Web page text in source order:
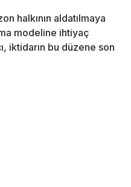
halkının aldatılmaya
modeline ihtiyaç
iktidarın bu düzene son